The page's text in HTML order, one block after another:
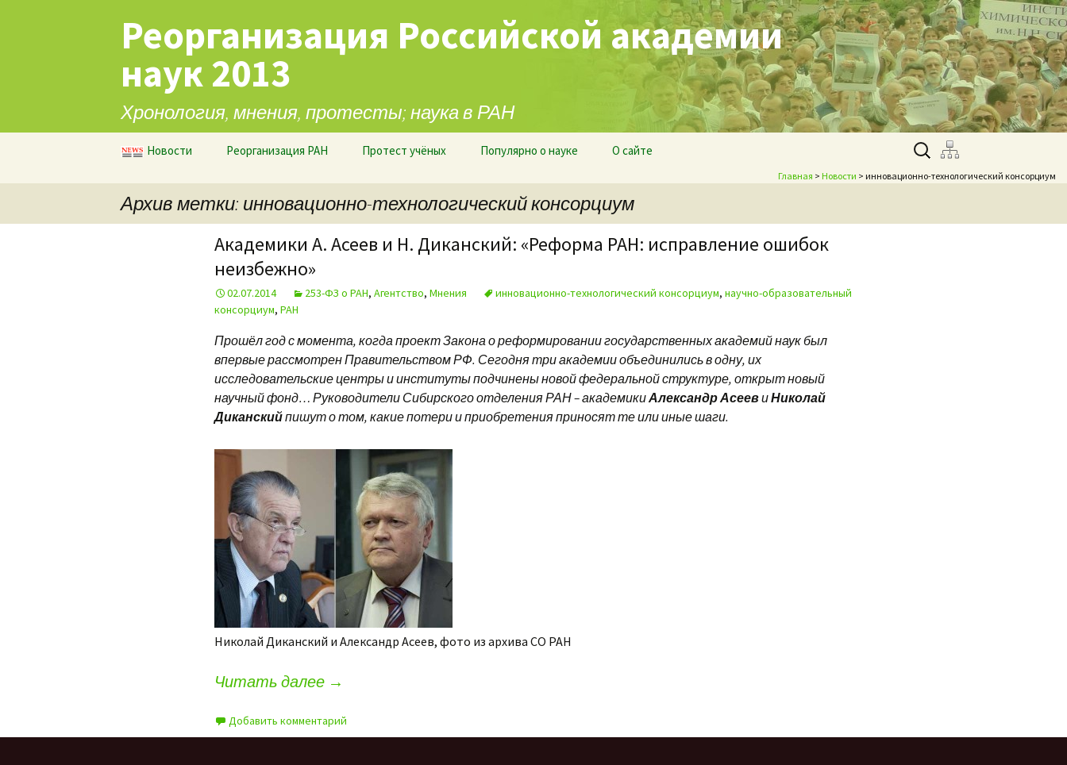
Реорганизация Российской академии
наук 2013
Хронология, мнения, протесты; наука в РАН
Перейти к содержимому
Новости Реорганизация РАН Протест учёных Популярно о науке О сайте Найти:
Главная > Новости > инновационно-технологический консорциум
Архив метки: инновационно-технологический консорциум
Академики А. Асеев и Н. Диканский: «Реформа РАН: исправление ошибок
неизбежно»
02.07.2014 253-ФЗ о РАН, Агентство, Мнения инновационно-технологический консорциум, научно-образовательный
консорциум, РАН
Прошёл год с момента, когда проект Закона о реформировании государственных академий наук был
впервые рассмотрен Правительством РФ. Сегодня три академии объединились в одну, их
исследовательские центры и институты подчинены новой федеральной структуре, открыт новый
научный фонд… Руководители Сибирского отделения РАН – академикиАлександр АсеевиНиколай
Диканскийпишут о том, какие потери и приобретения приносят те или иные шаги.
Николай Диканский и Александр Асеев, фото из архива СО РАН
Читать далее →
Добавить комментарий